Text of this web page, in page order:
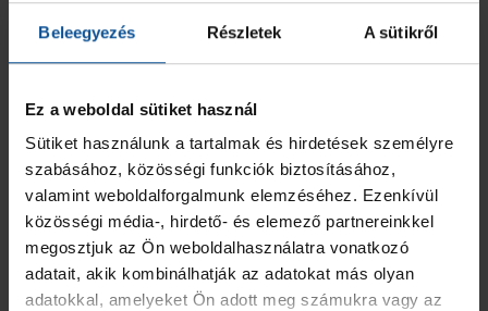
Beleegyezés Részletek A sütikről
Ez a weboldal sütiket használ
Sütiket használunk a tartalmak és hirdetések személyre
szabásához, közösségi funkciók biztosításához,
valamint weboldalforgalmunk elemzéséhez. Ezenkívül
közösségi média-, hirdető- és elemező partnereinkkel
megosztjuk az Ön weboldalhasználatra vonatkozó
adatait, akik kombinálhatják az adatokat más olyan
adatokkal, amelyeket Ön adott meg számukra vagy az